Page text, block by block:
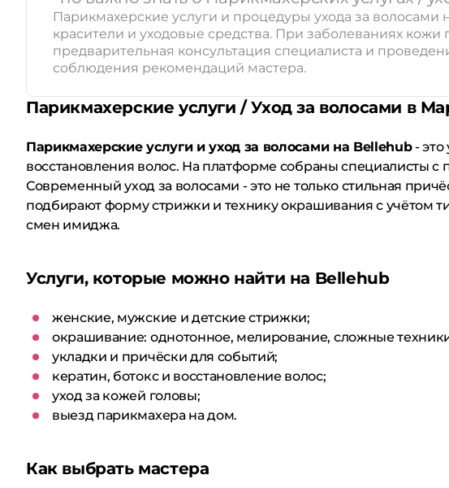
Парикмахерские услуги и процедуры ухода за
красители и уходовые средства. При заболеваниях
предварительная консультация специалиста и
соблюдения рекомендаций мастера.
Парикмахерские услуги / Уход за волосами в
Парикмахерские услуги и уход за волосами на Bellehub- это
восстановления волос. На платформе собраны специалисты
Современный уход за волосами - это не только стильная
подбирают форму стрижки и технику окрашивания с учётом
смен имиджа.
Услуги, которые можно найти на Bellehub
женские, мужские и детские стрижки;
окрашивание: однотонное, мелирование, сложные
укладки и причёски для событий;
кератин, ботокс и восстановление волос;
уход за кожей головы;
выезд парикмахера на дом.
Как выбрать мастера